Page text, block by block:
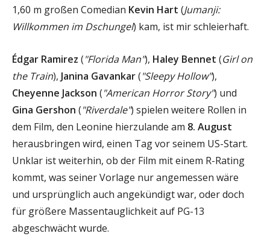
1,60 m großen Comedian Kevin Hart (Jumanji:
Willkommen im Dschungel) kam, ist mir schleierhaft.
Édgar Ramirez ("Florida Man"), Haley Bennet (Girl on
the Train), Janina Gavankar("Sleepy Hollow"),
Cheyenne Jackson ("American Horror Story") und
Gina Gershon ("Riverdale") spielen weitere Rollen in
dem Film, den Leonine hierzulande am 8. August
herausbringen wird, einen Tag vor seinem US-Start.
Unklar ist weiterhin, ob der Film mit einem R-Rating
kommt, was seiner Vorlage nur angemessen wäre
und ursprünglich auch angekündigt war, oder doch
für größere Massentauglichkeit auf PG-13
abgeschwächt wurde.